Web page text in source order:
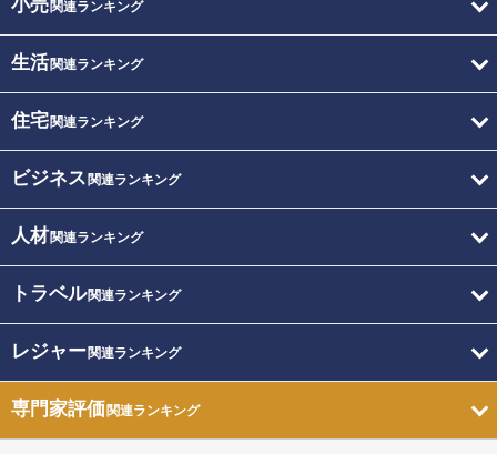
小売関連ランキング
生活関連ランキング
住宅関連ランキング
ビジネス 関連ランキング
人材関連ランキング
トラベル関連ランキング
レジャー関連ランキング
専門家評価関連ランキング